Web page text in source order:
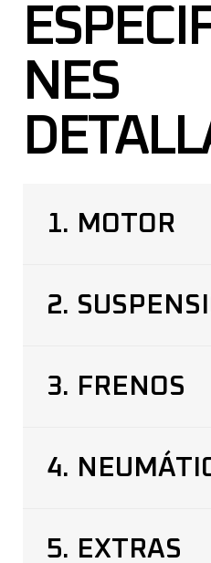
NES
1. MOTOR
2.
3. FRENOS
4.
5. EXTRAS